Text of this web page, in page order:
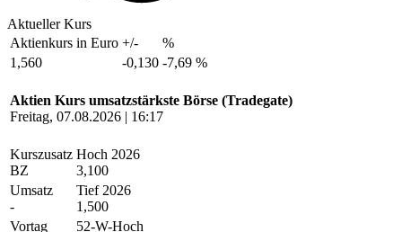
Aktueller Kurs
Aktienkurs in Euro +/-
%
1,560
-0,130 -7,69 %
Aktien Kurs umsatzstärkste Börse (Tradegate)
Freitag, 07.08.2026 | 16:17
Kurszusatz
BZ
Hoch 2026
3,100
Umsatz
-
Tief 2026
1,500
Vortag
52-W-Hoch